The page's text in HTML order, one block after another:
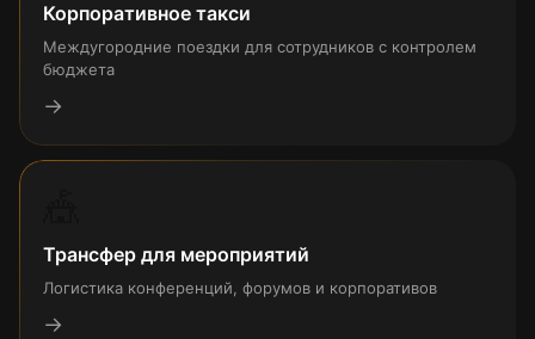
Корпоративное такси
Междугородние поездки для сотрудников с контролем
бюджета
→
Трансфер для мероприятий
Логистика конференций, форумов и корпоративов
→